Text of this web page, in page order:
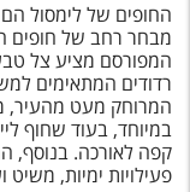
נגישות
עקבו אחרינו
החופים של לימסול
מבחר רחב של חופים
המפורסם מציע צל
רדודים המתאימים
המרוחק מעט מהעיר,
במיוחד, בעוד שחוף
קפה לאורכה. בנוסף,
פעילויות ימיות, משיט